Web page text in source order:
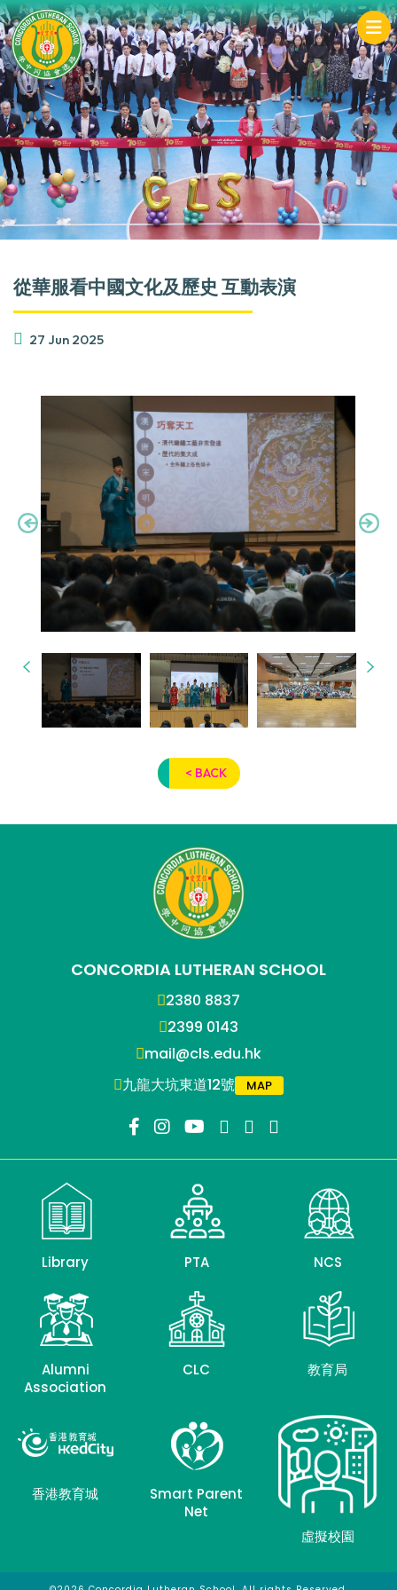
從華服看中國文化及歷史 互動表演
27 Jun 2025
< BACK
CONCORDIA LUTHERAN SCHOOL
2380 8837
2399 0143
mail@cls.edu.hk
九龍大坑東道12號
MAP
Library PTA NCS
Alumni
Association
CLC 教育局
香港教育城
Smart Parent
Net
虛擬校園